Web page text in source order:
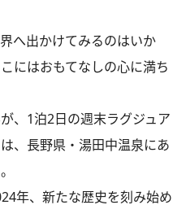
へ出かけてみるのはいか
にはおもてなしの心に満ち
、1泊2日の週末ラグジュア
、長野県・湯田中温泉にあ
年、新たな歴史を刻み始め